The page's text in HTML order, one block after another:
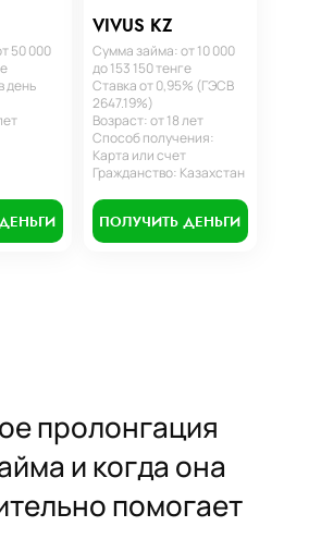
50 000
день
VIVUS KZ
Сумма займа: от 10 000
до 153 150 тенге
Ставка от 0,95% (ГЭСВ
2647.19%)
Возраст: от 18 лет
Способ получения:
Карта или счет
Гражданство: Казахстан
ПОЛУЧИТЬ ДЕНЬГИ
пролонгация
и когда она
помогает